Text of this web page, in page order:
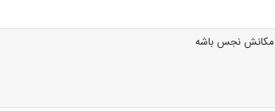
مکانش نجس باشه